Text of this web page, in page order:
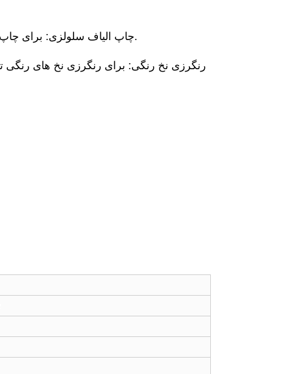
*چاپ الیاف سلولزی: برای چاپ الگوهایی که به رنگ‌های نارنجی روشن نیاز دارند، استفاده می‌شود.